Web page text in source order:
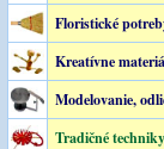
Floristické
Kreatívne
Modelovanie,
Tradičné techniky